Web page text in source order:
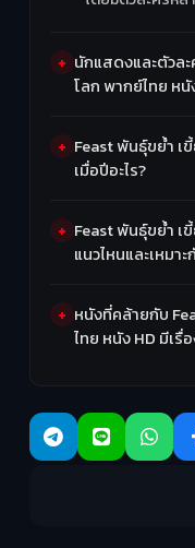
นักแสดงและตัวล
โลก พากย์ไทย หนั
Feast พันธุ์ขย้ำ เ
เมื่อปีอะไร?
Feast พันธุ์ขย้ำ เ
แนวไหนและเหมาะ
หนังที่คล้ายกับ
ไทย หนัง HD มีเรื่